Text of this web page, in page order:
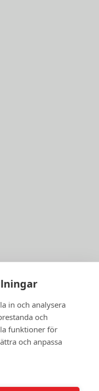
in och analysera
och
funktioner för
och anpassa
40.